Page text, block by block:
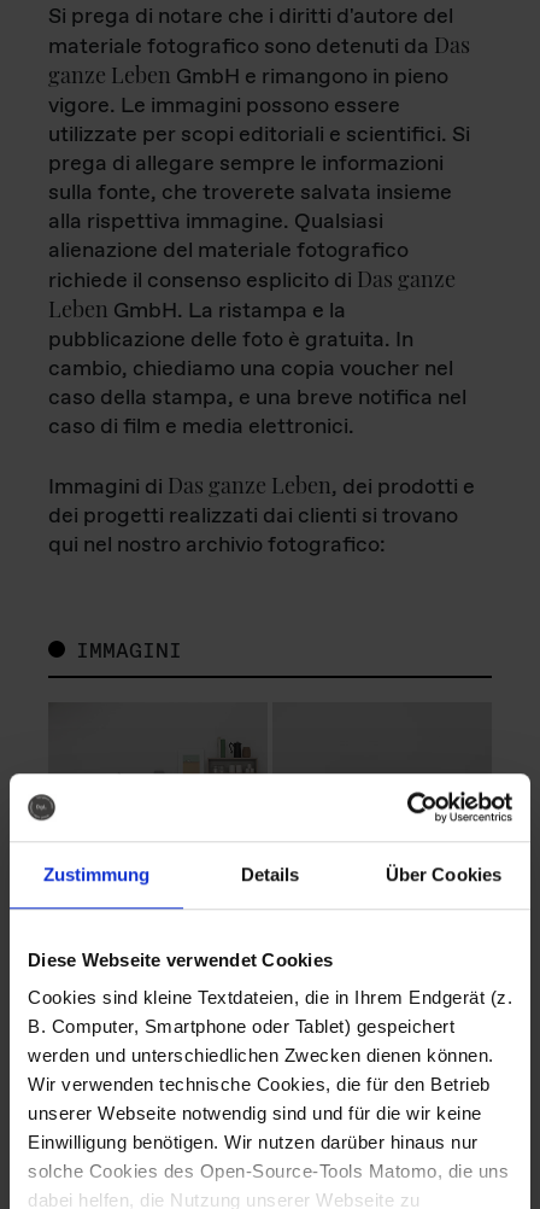
Zustimmung Details Über Cookies
Diese Webseite verwendet Cookies
Cookies sind kleine Textdateien, die in Ihrem Endgerät (z.
B. Computer, Smartphone oder Tablet) gespeichert
werden und unterschiedlichen Zwecken dienen können.
Wir verwenden technische Cookies, die für den Betrieb
unserer Webseite notwendig sind und für die wir keine
Einwilligung benötigen. Wir nutzen darüber hinaus nur
solche Cookies des Open-Source-Tools Matomo, die uns
dabei helfen, die Nutzung unserer Webseite zu
Si prega di notare che i diritti d'autore del
materiale fotografico sono detenuti da Das
ganze Leben GmbH e rimangono in pieno
vigore. Le immagini possono essere
utilizzate per scopi editoriali e scientifici. Si
prega di allegare sempre le informazioni
sulla fonte, che troverete salvata insieme
alla rispettiva immagine. Qualsiasi
alienazione del materiale fotografico
richiede il consenso esplicito di Das ganze
Leben GmbH. La ristampa e la
pubblicazione delle foto è gratuita. In
cambio, chiediamo una copia voucher nel
caso della stampa, e una breve notifica nel
caso di film e media elettronici.
Immagini di Das ganze Leben, dei prodotti e
dei progetti realizzati dai clienti si trovano
qui nel nostro archivio fotografico:
IMMAGINI
Fotografo: Lorenz
Sternbach
Download
Fotografo: Lorenz
Sternbach
Download